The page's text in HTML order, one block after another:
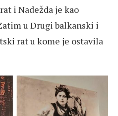
i Nadežda je kao
u Drugi balkanski i
rat u kome je ostavila